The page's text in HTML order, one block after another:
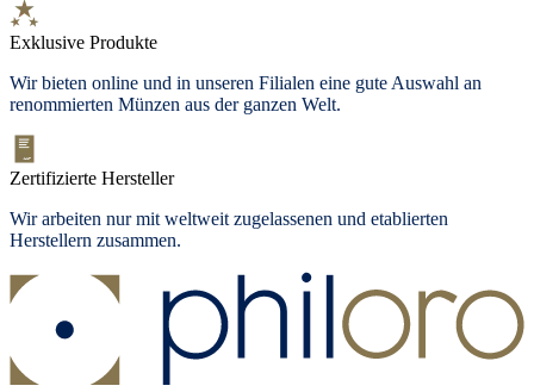
Exklusive Produkte
Wir bieten online und in unseren Filialen eine gute Auswahl an
renommierten Münzen aus der ganzen Welt.
Zertifizierte Hersteller
Wir arbeiten nur mit weltweit zugelassenen und etablierten
Herstellern zusammen.